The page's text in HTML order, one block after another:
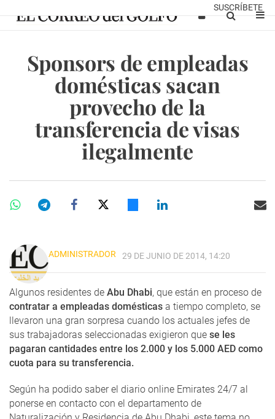
SUSCRÍBETE
Sponsors de empleadas
domésticas sacan
provecho de la
transferencia de visas
ilegalmente
ADMINISTRADOR 29 DE JUNIO DE 2014, 14:20
Algunos residentes de Abu Dhabi, que están en proceso de
contratar a empleadas domésticas a tiempo completo, se
llevaron una gran sorpresa cuando los actuales jefes de
sus trabajadoras seleccionadas exigieron que se les
pagaran cantidades entre los 2.000 y los 5.000 AED como
cuota para su transferencia.
Según ha podido saber el diario online Emirates 24/7 al
ponerse en contacto con el departamento de